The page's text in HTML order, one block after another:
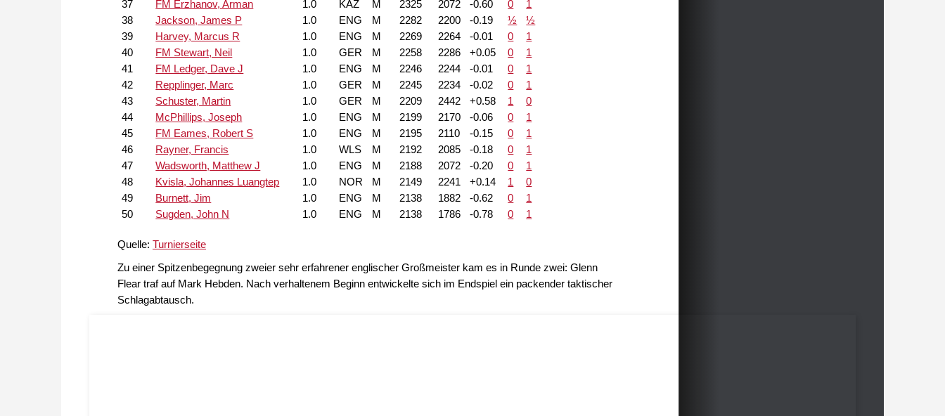
37
FM Erzhanov, Arman 1.0 KAZ M 2325 2072 -0.60 0
1
38
Jackson, James P 1.0 ENG M 2282 2200 -0.19 ½
½
39
Harvey, Marcus R 1.0 ENG M 2269 2264 -0.01 0
1
40
FM Stewart, Neil 1.0 GER M 2258 2286 +0.05 0
1
41
FM Ledger, Dave J 1.0 ENG M 2246 2244 -0.01 0
1
42
Repplinger, Marc 1.0 GER M 2245 2234 -0.02 0
1
43
Schuster, Martin 1.0 GER M 2209 2442 +0.58 1
0
44
McPhillips, Joseph 1.0 ENG M 2199 2170 -0.06 0
1
45
FM Eames, Robert S 1.0 ENG M 2195 2110 -0.15 0
1
46
Rayner, Francis 1.0 WLS M 2192 2085 -0.18 0
1
47
Wadsworth, Matthew J 1.0 ENG M 2188 2072 -0.20 0
1
48
Kvisla, Johannes Luangtep 1.0 NOR M 2149 2241 +0.14 1
0
49
Burnett, Jim 1.0 ENG M 2138 1882 -0.62 0
1
50
Sugden, John N 1.0 ENG M 2138 1786 -0.78 0 1
Quelle: Turnierseite
Zu einer Spitzenbegegnung zweier sehr erfahrener englischer Großmeister kam es in Runde zwei: Glenn
Flear traf auf Mark Hebden. Nach verhaltenem Beginn entwickelte sich im Endspiel ein packender taktischer
Schlagabtausch.